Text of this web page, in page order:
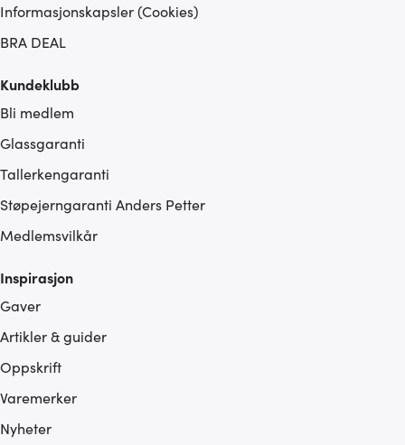
Informasjonskapsler (Cookies)
BRA DEAL
Kundeklubb
Bli medlem
Glassgaranti
Tallerkengaranti
Støpejerngaranti Anders Petter
Medlemsvilkår
Inspirasjon
Gaver
Artikler & guider
Oppskrift
Varemerker
Nyheter